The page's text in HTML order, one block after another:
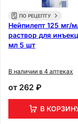
ПО РЕЦЕПТУ
Нейпилепт 125 мг/
раствор для
мл 5 шт
В наличии в 4 аптеках
от 262 ₽
В